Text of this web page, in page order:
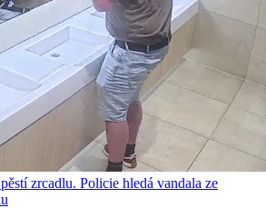
zrcadlu. Policie hledá vandala ze